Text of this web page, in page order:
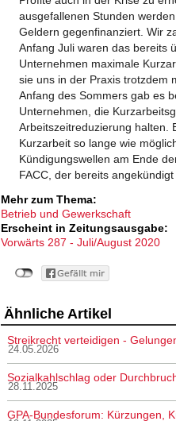
ausgefallenen Stunden
Geldern gegenfinanziert. Wir
Anfang Juli waren das bereits
Unternehmen maximale
sie uns in der Praxis trotzdem
Anfang des Sommers gab es
Unternehmen, die
Arbeitszeitreduzierung halten.
Kurzarbeit so lange wie
Kündigungswellen am Ende
FACC, der bereits
Mehr zum Thema:
Betrieb und Gewerkschaft
Erscheint in Zeitungsausgabe:
Vorwärts 287 - Juli/August 2020
Ähnliche Artikel
Streikrecht verteidigen -
24.05.2026
Sozialkahlschlag oder
28.11.2025
GPA-Bundesforum: Kürzungen,